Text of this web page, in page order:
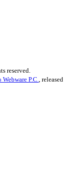
reserved.
Webware P.C., released